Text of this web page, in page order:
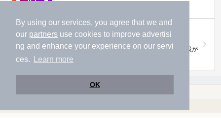
By using our services, you agree that we and
our partners use cookies to improve advertisi
ng and enhance your experience on our servi
ces.
Learn more
OK
【ニフティライフスタイル株主優待のご案
内】
株主優待制度で人気の温浴施設に行こう！対象施設が
拡充されました！